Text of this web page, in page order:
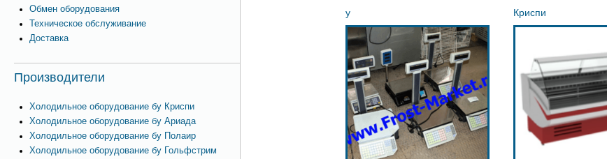
Обмен оборудования
Техническое обслуживание
Доставка
Производители
Холодильное оборудование бу Криспи
Холодильное оборудование бу Ариада
Холодильное оборудование бу Полаир
Холодильное оборудование бу Гольфстрим
у
Криспи